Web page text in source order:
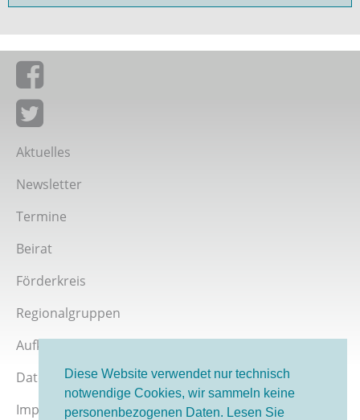
Diese Website verwendet nur technisch
notwendige Cookies, wir sammeln keine
personenbezogenen Daten. Lesen Sie
Giordano-Bruno-Stiftung auf Facebook
Giordano-Bruno-Stiftung bei Twitter
Aktuelles
Newsletter
Termine
Beirat
Förderkreis
Regionalgruppen
Aufklärer werden
Datenschutz
Impressum